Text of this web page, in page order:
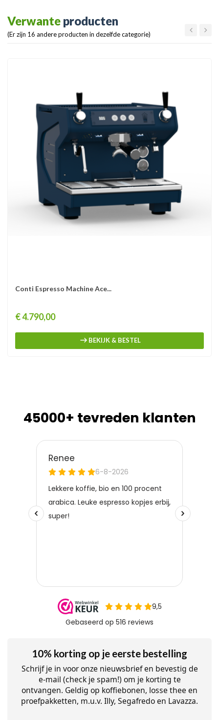
Verwante producten
(Er zijn 16 andere producten in dezelfde categorie)
Conti Espresso Machine Ace...
Prijs
€ 4.790,00
BEKIJK & BESTEL
45000+ tevreden klanten
10% korting op je eerste bestelling
Schrijf je in voor onze nieuwsbrief en bevestig de
e-mail (check je spam!) om je korting te
ontvangen. Geldig op koffiebonen, losse thee en
proefpakketten, m.u.v. Illy, Segafredo en Lavazza.